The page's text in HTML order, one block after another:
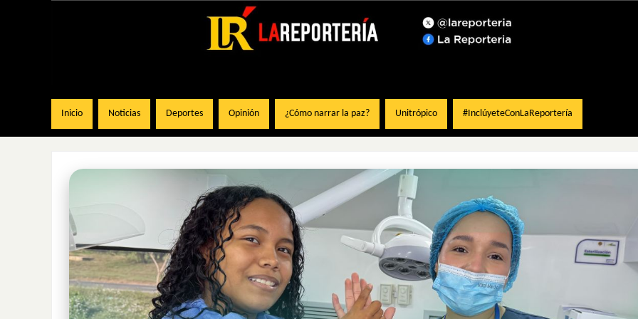
Inicio Noticias Deportes Opinión ¿Cómo narrar la paz? Unitrópico #InclúyeteConLaReportería